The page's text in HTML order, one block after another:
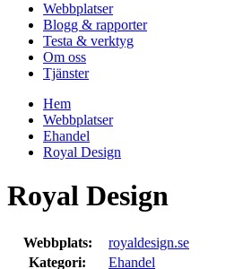
Webbplatser
Blogg & rapporter
Testa & verktyg
Om oss
Tjänster
Hem
Webbplatser
Ehandel
Royal Design
Royal Design
Webbplats:
royaldesign.se
Kategori:
Ehandel